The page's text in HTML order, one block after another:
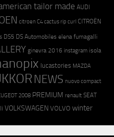
tailor made AUDI
citroen C4 cactus rip curl CITROËN
DS5 DS Automobiles elena fumagalli
ginevra 2016 instagram isola
lucastories MAZDA
NEWS nuovo compact
2008 PREMIUM renault SEAT
VOLKSWAGEN VOLVO winter